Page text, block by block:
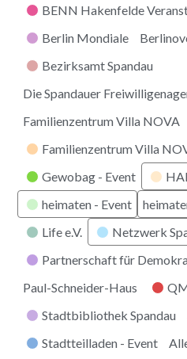
BENN Hakenfelde
Berlin Mondiale
Bezirksamt Spandau
Die Spandauer
Familienzentrum Villa NOVA
Familienzentrum Villa
Gewobag - Event
heimaten - Event
Life e.V.
Netzwerk
Partnerschaft für
Paul-Schneider-Haus
Stadtbibliothek Spandau
Stadtteilladen - Event